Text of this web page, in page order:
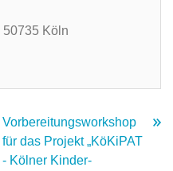
50735 Köln
Vorbereitungsworkshop
für das Projekt „KöKiPAT
- Kölner Kinder-